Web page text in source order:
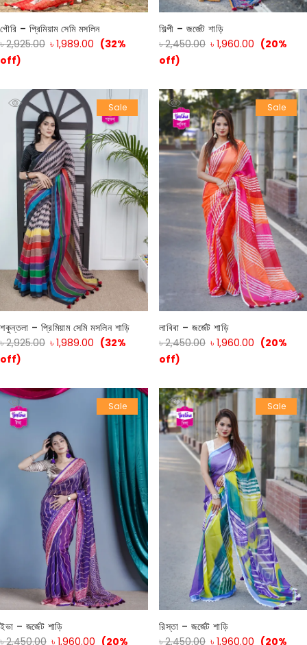
গৌরি – প্রিমিয়াম সেমি মসলিন
৳2,925.00 ৳ 1,989.00 (32%
off)
শিল্পী – জর্জেট শাড়ি
৳2,450.00 ৳ 1,960.00 (20%
off)
Sale
শকুন্তলা – প্রিমিয়াম সেমি মসলিন শাড়ি
৳2,925.00 ৳ 1,989.00 (32%
off)
Sale
লাবিবা – জর্জেট শাড়ি
৳2,450.00 ৳ 1,960.00 (20%
off)
Sale
ইভা – জর্জেট শাড়ি
৳2,450.00 ৳ 1,960.00 (20%
Sale
রিস্তা – জর্জেট শাড়ি
৳2,450.00 ৳ 1,960.00 (20%